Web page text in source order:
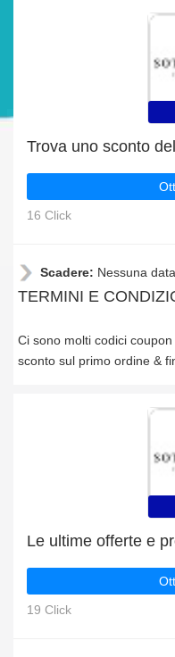
16 Click
Scadere: Nessuna
TERMINI E
Ci sono molti codici
sconto sul primo ordine &
Le ultime offerte e
19 Click